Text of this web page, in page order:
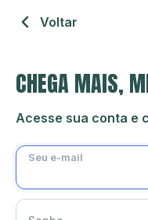
Voltar
CHEGA MAIS,
Acesse sua conta e
Seu e-mail